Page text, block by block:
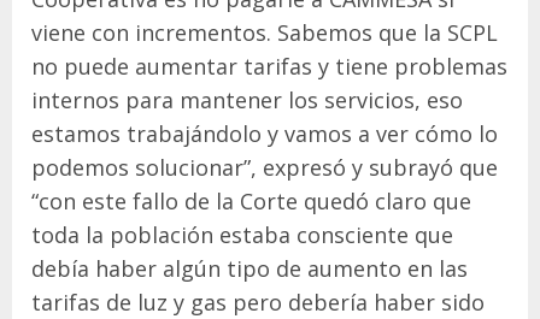
viene con incrementos. Sabemos que la SCPL
no puede aumentar tarifas y tiene problemas
internos para mantener los servicios, eso
estamos trabajándolo y vamos a ver cómo lo
podemos solucionar”, expresó y subrayó que
“con este fallo de la Corte quedó claro que
toda la población estaba consciente que
debía haber algún tipo de aumento en las
tarifas de luz y gas pero debería haber sido